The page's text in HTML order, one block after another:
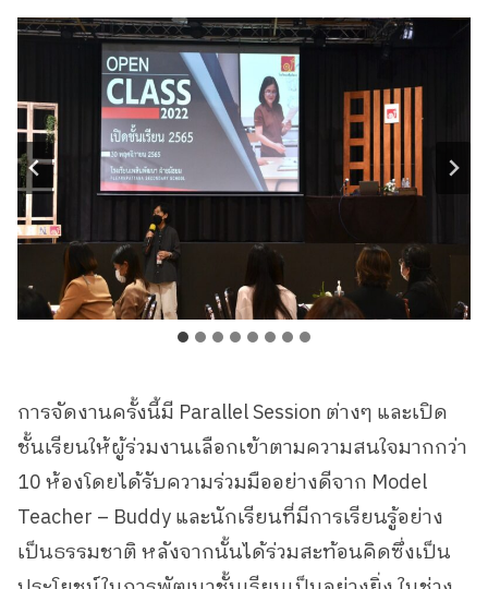
การจัดงานครั้งนี้มี Parallel Session ต่างๆ และเปิด
ชั้นเรียนให้ผู้ร่วมงานเลือกเข้าตามความสนใจมากกว่า
10 ห้องโดยได้รับความร่วมมืออย่างดีจาก Model
Teacher – Buddy และนักเรียนที่มีการเรียนรู้อย่าง
เป็นธรรมชาติ หลังจากนั้นได้ร่วมสะท้อนคิดซึ่งเป็น